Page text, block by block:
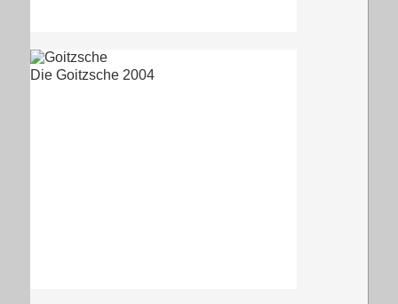
Die Goitzsche 2004